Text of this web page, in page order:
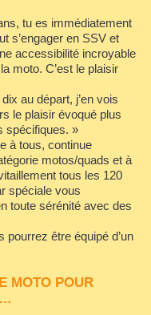
tu es immédiatement
s’engager en SSV et
accessibilité incroyable
moto. C’est le plaisir
au départ, j’en vois
le plaisir évoqué plus
spécifiques. »
à tous, continue
motos/quads et à
tous les 120
spéciale vous
toute sérénité avec des
être équipé d’un
MOTO POUR